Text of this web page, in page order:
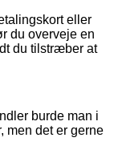
eller
du overveje en
du tilstræber at
burde man i
men det er gerne